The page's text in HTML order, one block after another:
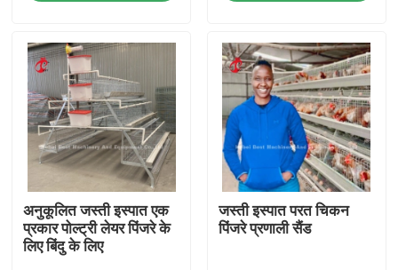
उत्पाद
हमारे बारे में
फैक्टरी यात्रा
गुणवत्ता नियंत्रण
अनुकूलित जस्ती इस्पात एक
प्रकार पोल्ट्री लेयर पिंजरे के
लिए बिंदु के लिए
जस्ती इस्पात परत चिकन
पिंजरे प्रणाली सैंड